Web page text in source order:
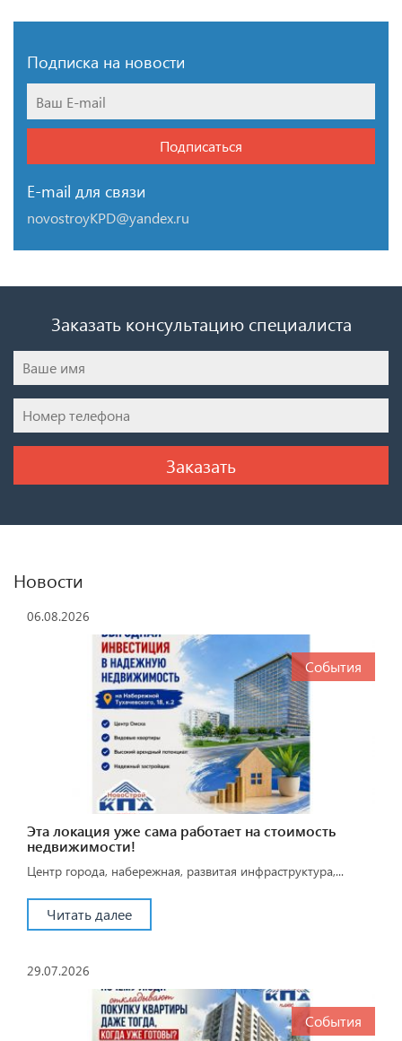
Подписка на новости
Подписаться
E-mail для связи
novostroyKPD@yandex.ru
Заказать консультацию специалиста
Новости
06.08.2026
События
Эта локация уже сама работает на стоимость
недвижимости!
Центр города, набережная, развитая инфраструктура,...
Читать далее
29.07.2026
События